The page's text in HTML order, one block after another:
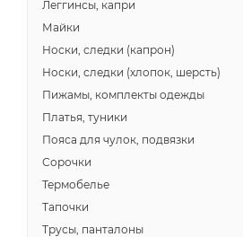
Леггинсы, капри
Майки
Носки, следки (капрон)
Носки, следки (хлопок, шерсть)
Пижамы, комплекты одежды
Платья, туники
Пояса для чулок, подвязки
Сорочки
Термобелье
Тапочки
Трусы, панталоны